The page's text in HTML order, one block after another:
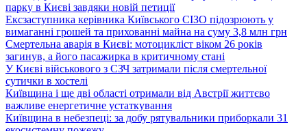
парку в Києві завдяки новій петиції
Ексзаступника керівника Київського СІЗО підозрюють у
вимаганні грошей та прихованні майна на суму 3,8 млн грн
Смертельна аварія в Києві: мотоцикліст віком 26 років
загинув, а його пасажирка в критичному стані
У Києві військового з СЗЧ затримали після смертельної
сутички в хостелі
Київщина і ще дві області отримали від Австрії життєво
важливе енергетичне устаткування
Київщина в небезпеці: за добу рятувальники приборкали 31